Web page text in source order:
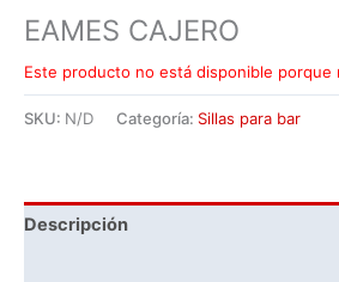
EAMES CAJERO
Este producto no está disponible porque
SKU: N/D Categoría: Sillas para bar
Descripción